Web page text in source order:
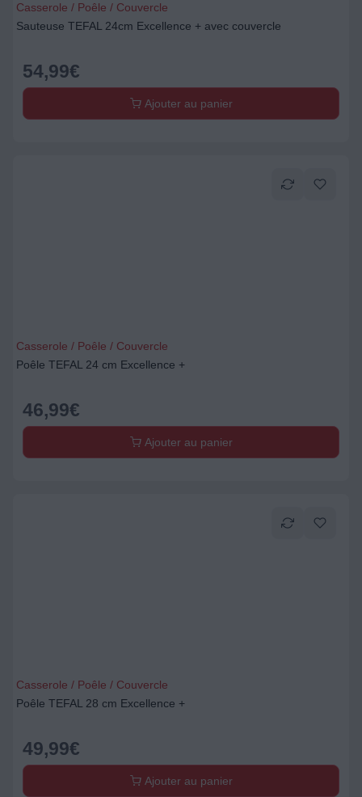
Casserole / Poêle / Couvercle
Sauteuse TEFAL 24cm Excellence + avec couvercle
54,99€
Ajouter au panier
Casserole / Poêle / Couvercle
Poêle TEFAL 24 cm Excellence +
46,99€
Ajouter au panier
Casserole / Poêle / Couvercle
Poêle TEFAL 28 cm Excellence +
49,99€
Ajouter au panier